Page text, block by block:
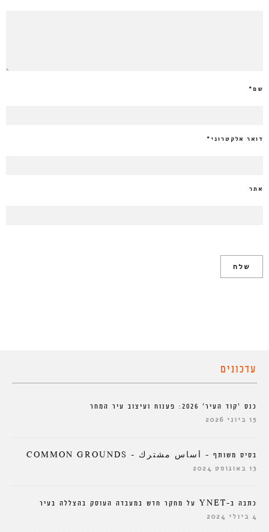
שם*
דואר אלקטרוני *
אתר
עדכונים
כנס ‘קוד העיר’ 2026: פענוח ועיצוב עיר המחר
15 ביוני 2026
בסיס משותף – أساس مشترك – COMMON GROUNDS
13 באוגוסט 2024
כתבה ב-YNET על מחקר חדש במעבדה העוסק בהצללה בעיר
4 ביולי 2024